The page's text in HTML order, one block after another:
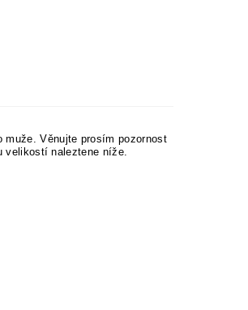
muže.Věnujte prosím pozornost
velikostí naleztene níže.